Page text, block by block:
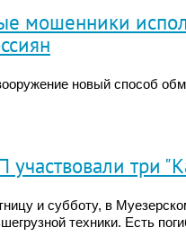
мошенники
новый способ
участвовали три
и субботу, в
техники. Есть